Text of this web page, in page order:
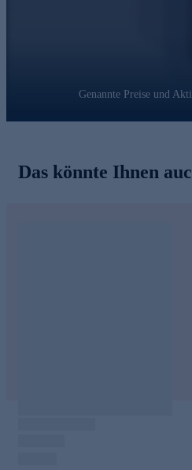
Genannte Preise und
Das könnte Ihnen